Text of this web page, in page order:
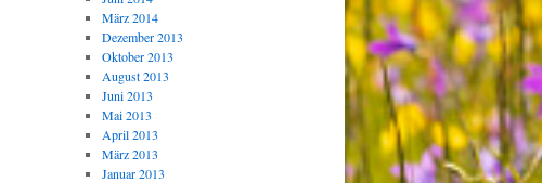
März 2014
Dezember 2013
Oktober 2013
August 2013
Juni 2013
Mai 2013
April 2013
März 2013
Januar 2013